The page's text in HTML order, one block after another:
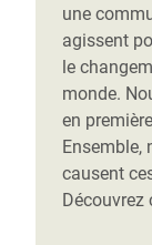
une
agissent
le
monde.
en
Ensemble,
causent